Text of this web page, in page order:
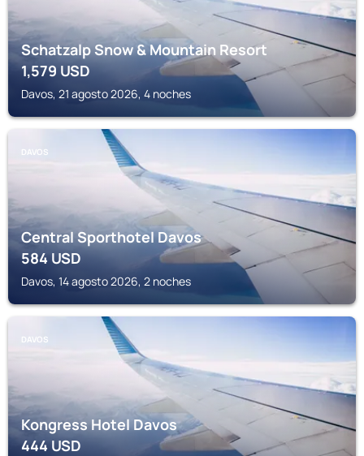
Schatzalp Snow & Mountain Resort
1,579 USD
Davos, 21 agosto 2026, 4 noches
DAVOS
Central Sporthotel Davos
584USD
Davos, 14 agosto 2026, 2 noches
DAVOS
Kongress Hotel Davos
444USD